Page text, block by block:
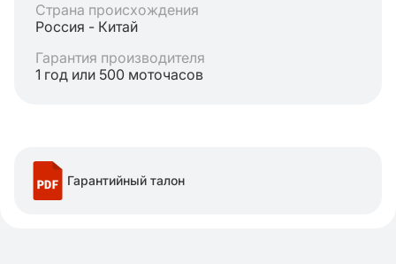
Страна происхождения
Россия - Китай
Гарантия производителя
1 год или 500 моточасов
Гарантийный талон